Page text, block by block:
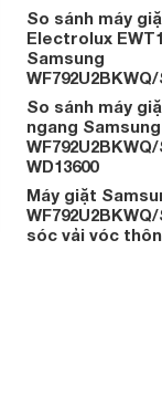
So sánh máy
Electrolux
Samsung
WF792U2BKWQ/
So sánh máy
ngang Samsung
WD13600
Máy giặt
sóc vải vóc